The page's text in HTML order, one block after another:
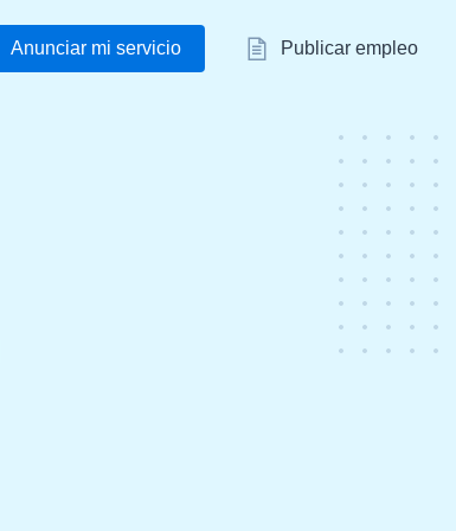
Anunciar mi servicio Publicar empleo